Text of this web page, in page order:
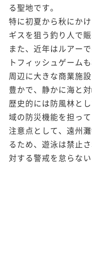
る聖地です。
特に初夏から秋にか
ギスを狙う釣り人で賑
また、近年はルアー
トフィッシュゲーム
周辺に大きな商業施
豊かで、静かに海と
歴史的には防風林と
域の防災機能を担って
注意点として、遠州
るため、遊泳は禁止
対する警戒を怠らな